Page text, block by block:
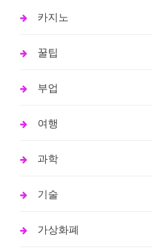
카지노
꿀팁
부업
여행
과학
기술
가상화폐